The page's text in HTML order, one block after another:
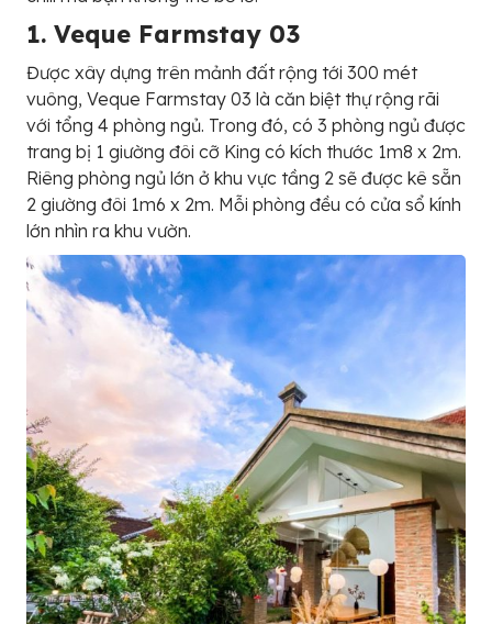
1. Veque Farmstay 03
Được xây dựng trên mảnh đất rộng tới 300 mét
vuông, Veque Farmstay 03 là căn biệt thự rộng rãi
với tổng 4 phòng ngủ. Trong đó, có 3 phòng ngủ được
trang bị 1 giường đôi cỡ King có kích thước 1m8 x 2m.
Riêng phòng ngủ lớn ở khu vực tầng 2 sẽ được kê sẵn
2 giường đôi 1m6 x 2m. Mỗi phòng đều có cửa sổ kính
lớn nhìn ra khu vườn.